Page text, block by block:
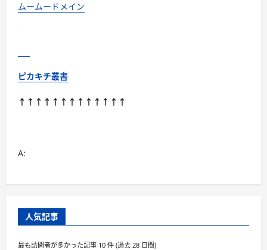
に
読
ムームードメイン
ピカキチ叢書
↑↑↑↑↑↑↑↑↑↑↑↑↑
A:
人気記事
最も訪問者が多かった記事 10 件 (過去 28 日間)